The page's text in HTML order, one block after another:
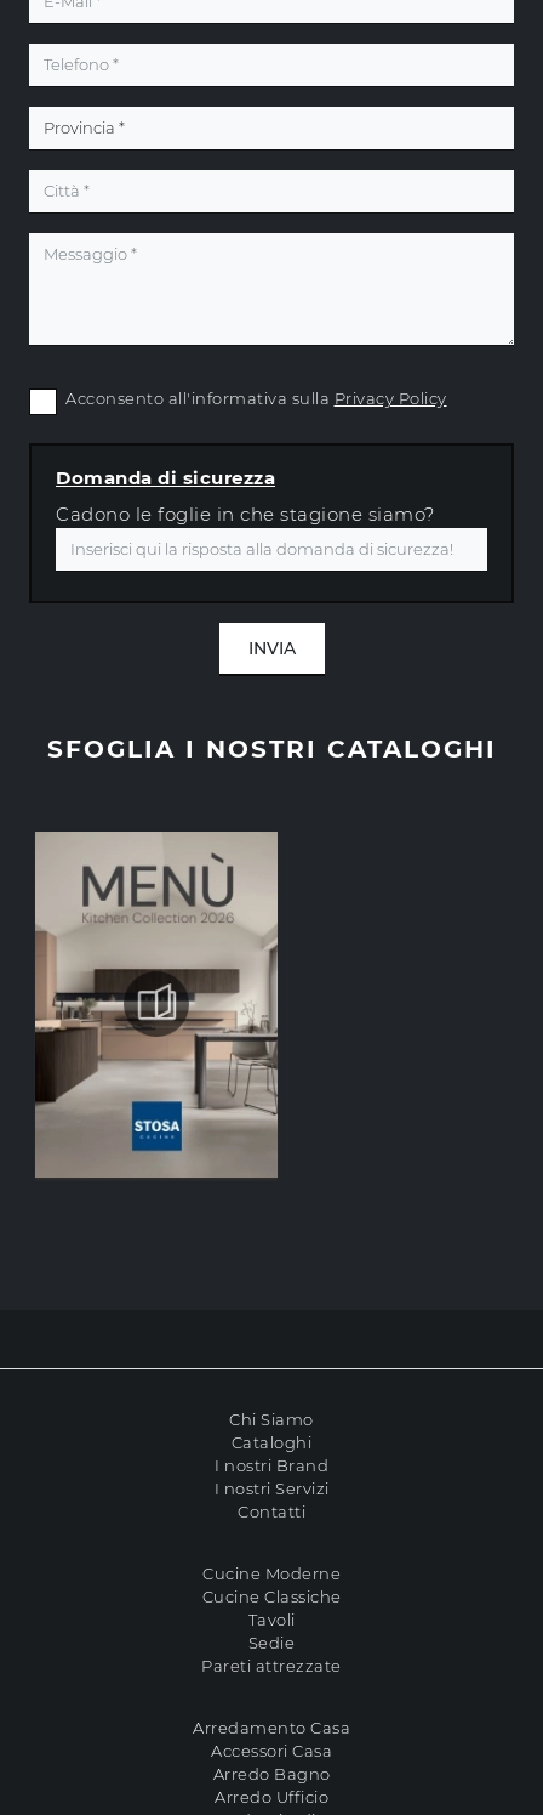
SFOGLIA I NOSTRI CATALOGHI
Acconsento all'informativa sulla Privacy Policy
Domanda di sicurezza
Cadono le foglie in che stagione siamo?
INVIA
Chi Siamo
Cataloghi
I nostri Brand
I nostri Servizi
Contatti
Cucine Moderne
Cucine Classiche
Tavoli
Sedie
Pareti attrezzate
Arredamento Casa
Accessori Casa
Arredo Bagno
Arredo Ufficio